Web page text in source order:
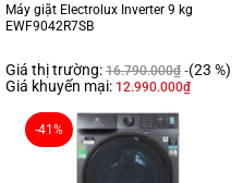
Máy giặt Electrolux Inverter 9 kg
EWF9042R7SB
Giá thị trường: 16.790.000₫ (23 %)
Giá khuyến mại: 12.990.000₫
-41%